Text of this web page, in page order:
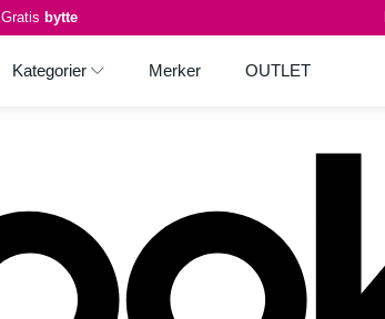
Gratis bytte
Kategorier Merker OUTLET